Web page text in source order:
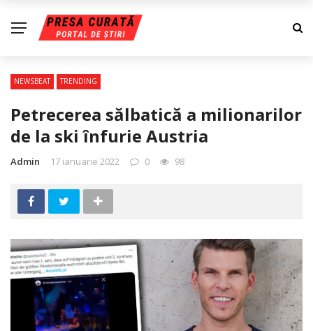
NEWSBEAT TRENDING
Petrecerea sălbatică a milionarilor
de la ski înfurie Austria
Admin 17 ianuarie 2022 0 98